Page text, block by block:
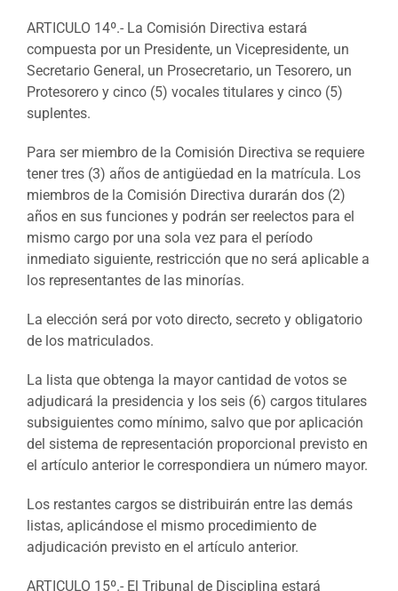
ARTICULO 14º.- La Comisión Directiva estará
compuesta por un Presidente, un Vicepresidente, un
Secretario General, un Prosecretario, un Tesorero, un
Protesorero y cinco (5) vocales titulares y cinco (5)
suplentes.
Para ser miembro de la Comisión Directiva se requiere
tener tres (3) años de antigüedad en la matrícula. Los
miembros de la Comisión Directiva durarán dos (2)
años en sus funciones y podrán ser reelectos para el
mismo cargo por una sola vez para el período
inmediato siguiente, restricción que no será aplicable a
los representantes de las minorías.
La elección será por voto directo, secreto y obligatorio
de los matriculados.
La lista que obtenga la mayor cantidad de votos se
adjudicará la presidencia y los seis (6) cargos titulares
subsiguientes como mínimo, salvo que por aplicación
del sistema de representación proporcional previsto en
el artículo anterior le correspondiera un número mayor.
Los restantes cargos se distribuirán entre las demás
listas, aplicándose el mismo procedimiento de
adjudicación previsto en el artículo anterior.
ARTICULO 15º.- El Tribunal de Disciplina estará